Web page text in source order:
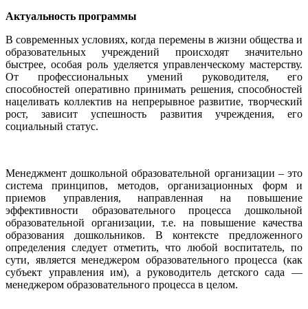
Актуальность программы
В современных условиях, когда перемены в жизни общества и
образовательных учреждений происходят значительно
быстрее, особая роль уделяется управленческому мастерству.
От профессиональных умений руководителя, его
способностей оперативно принимать решения, способностей
нацеливать коллектив на непрерывное развитие, творческий
рост, зависит успешность развития учреждения, его
социальный статус.
Менеджмент дошкольной образовательной организации – это
система принципов, методов, организационных форм и
приемов управления, направленная на повышение
эффективности образовательного процесса дошкольной
образовательной организации, т.е. на повышение качества
образования дошкольников. В контексте предложенного
определения следует отметить, что любой воспитатель, по
сути, является менеджером образовательного процесса (как
субъект управления им), а руководитель детского сада —
менеджером образовательного процесса в целом.